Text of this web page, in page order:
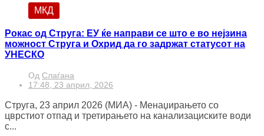
МКД
Рокас од Струга: ЕУ ќе направи се што е во нејзина
можност Струга и Охрид да го задржат статусот на
УНЕСКО
Од Слаѓана
17:48, 23 април, 2026
Струга, 23 април 2026 (МИА) - Менаџирањето со
цврстиот отпад и третирањето на канализациските води
с...